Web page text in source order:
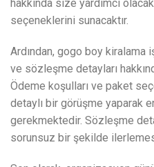
hakkında size yardımcı
seçeneklerini sunacaktır.
Ardından, gogo boy
ve sözleşme detayları
Ödeme koşulları ve paket
detaylı bir görüşme yaparak
gerekmektedir. Sözleşme
sorunsuz bir şekilde